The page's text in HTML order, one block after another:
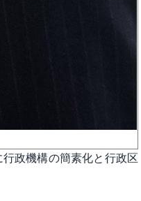
政機構の簡素化と行政区